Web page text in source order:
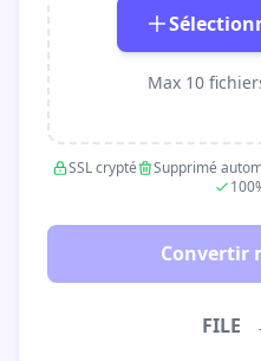
Max 10
SSL crypté Supprimé
Convertir
FILE